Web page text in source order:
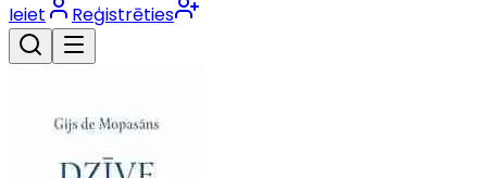
Ieiet Reģistrēties